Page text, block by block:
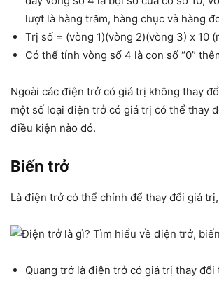
lượt là hàng trăm, hàng chục và hàng
Trị số = (vòng 1)(vòng 2)(vòng 3) x 10
Có thể tính vòng số 4 là con số “0”
Ngoài các điện trở có giá trị không thay
một số loại điện trở có giá trị có thể thay
điều kiện nào đó.
Biến trở
Là điện trở có thể chỉnh để thay đổi giá
Quang trở là điện trở có giá trị thay đổi